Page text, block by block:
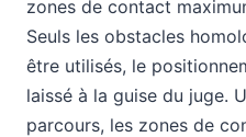
zones de contact
Seuls les obstacles
être utilisés, le
laissé à la guise du juge.
parcours, les zones de